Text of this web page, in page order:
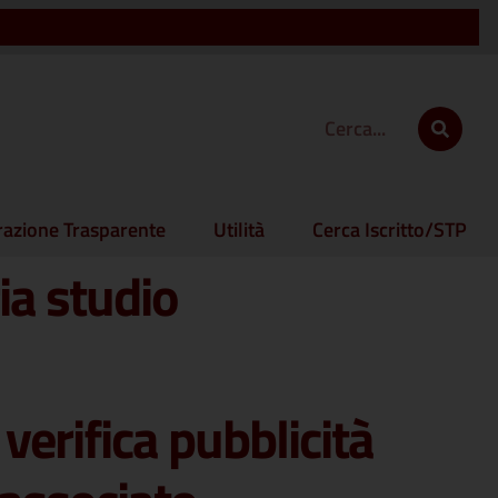
Trasparente Utilità Cerca Iscritto/STP
studio
pubblicità